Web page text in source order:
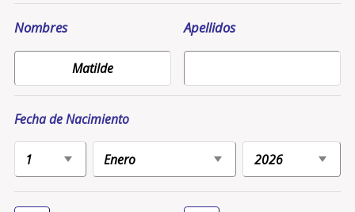
Nombres Apellidos
Fecha de Nacimiento